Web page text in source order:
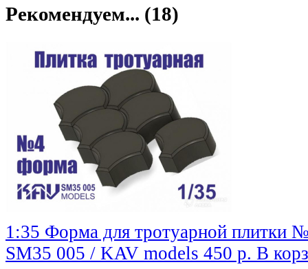
Рекомендуем... (18)
1:35 Форма для тротуарной плитки
SM35 005 / KAV models 450 р. В